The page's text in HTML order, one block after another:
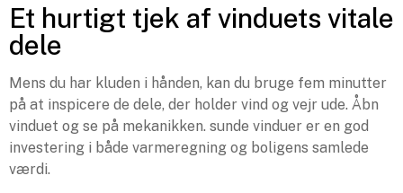
Et hurtigt tjek af vinduets vitale
dele
Mens du har kluden i hånden, kan du bruge fem minutter
på at inspicere de dele, der holder vind og vejr ude. Åbn
vinduet og se på mekanikken. sunde vinduer er en god
investering i både varmeregning og boligens samlede
værdi.